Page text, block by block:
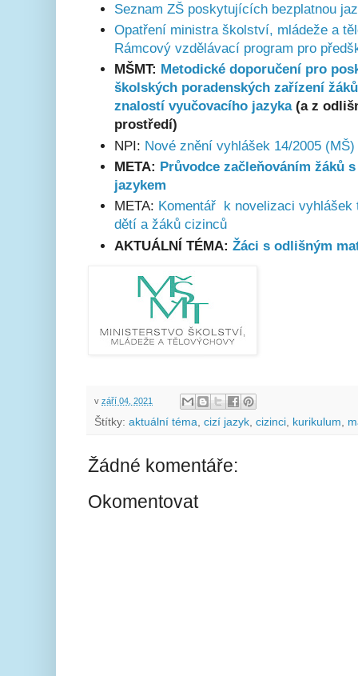
Seznam ZŠ poskytujících bezplatnou
Opatření ministra školství, mládeže a
Rámcový vzdělávací program pro
MŠMT: Metodické doporučení pro
školských poradenských zařízení
znalostí vyučovacího jazyka(a z
prostředí)
NPI: Nové znění vyhlášek 14/2005 (MŠ)
META: Průvodce začleňováním žáků
jazykem
META: Komentář k novelizaci
dětí a žáků cizinců
AKTUÁLNÍ TÉMA: Žáci s odlišným
v září 04, 2021
Štítky: aktuální téma, cizí jazyk, cizinci, kurikulum,
Žádné komentáře:
Okomentovat